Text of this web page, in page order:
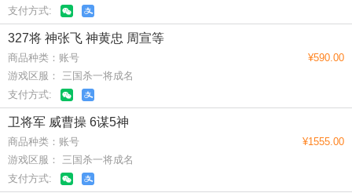
支付方式:
327将 神张飞 神黄忠 周宣等
商品种类：账号
游戏区服： 三国杀一将成名
支付方式:
¥590.00
卫将军 威曹操 6谋5神
商品种类：账号
游戏区服： 三国杀一将成名
支付方式:
¥1555.00